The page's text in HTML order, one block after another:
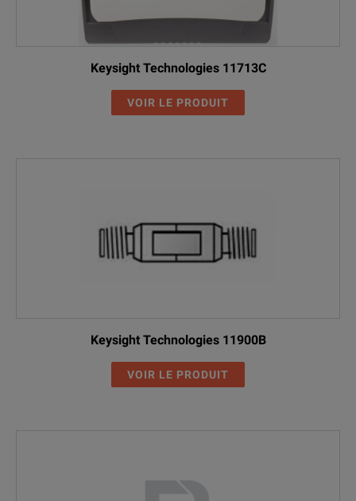
Keysight Technologies 11713C
VOIR LE PRODUIT
Keysight Technologies 11900B
VOIR LE PRODUIT